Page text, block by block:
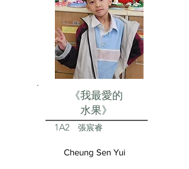
《我最愛的
水果》
1A2 張宸睿
Cheung Sen Yui